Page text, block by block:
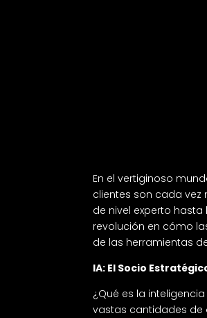
En el vertiginoso
clientes son cada vez
de nivel experto
revolución en cómo
de las herramientas
IA: El Socio
¿Qué es la
vastas cantidades de